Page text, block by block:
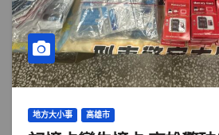
地方大小事 高雄市